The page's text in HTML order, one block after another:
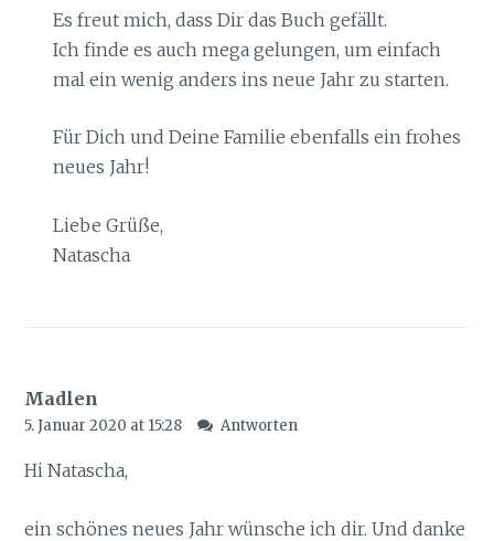
Es freut mich, dass Dir das Buch gefällt.
Ich finde es auch mega gelungen, um einfach
mal ein wenig anders ins neue Jahr zu starten.
Für Dich und Deine Familie ebenfalls ein frohes
neues Jahr!
Liebe Grüße,
Natascha
Madlen
5. Januar 2020 at 15:28 Antworten
Hi Natascha,
ein schönes neues Jahr wünsche ich dir. Und danke